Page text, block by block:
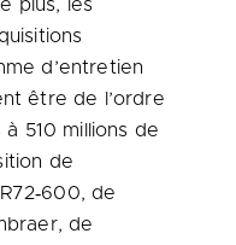
plus, les
d’entretien
être de l’ordre
510 millions de
de
de
de